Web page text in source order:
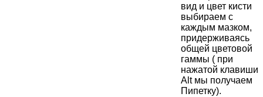
вид и цвет кисти
выбираем с
каждым мазком,
придерживаясь
общей цветовой
гаммы ( при
нажатой клавиши
Alt мы получаем
Пипетку).